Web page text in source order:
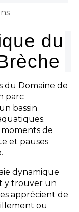
du
du Domaine de
parc
bassin
de
et pauses
dynamique
y trouver un
apprécient de
ou